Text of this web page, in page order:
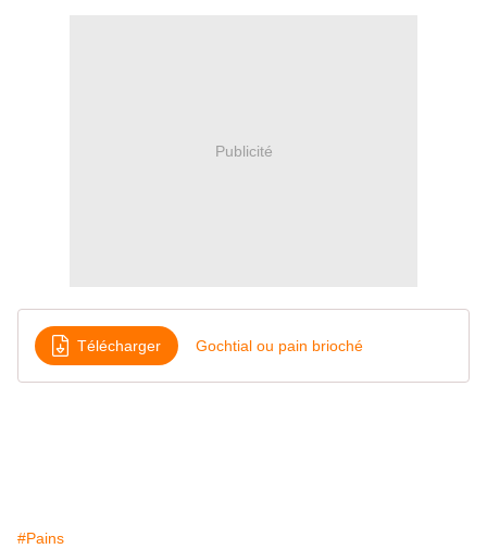
Publicité
Télécharger Gochtial ou pain brioché
#Pains